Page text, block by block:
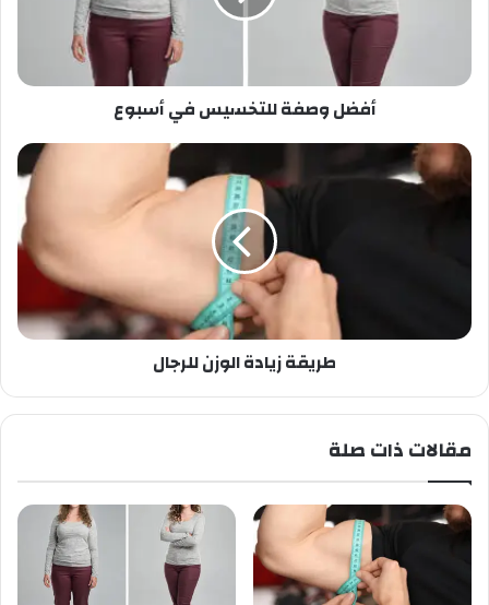
أفضل وصفة للتخسيس في أسبوع
طريقة زيادة الوزن للرجال
مقالات ذات صلة